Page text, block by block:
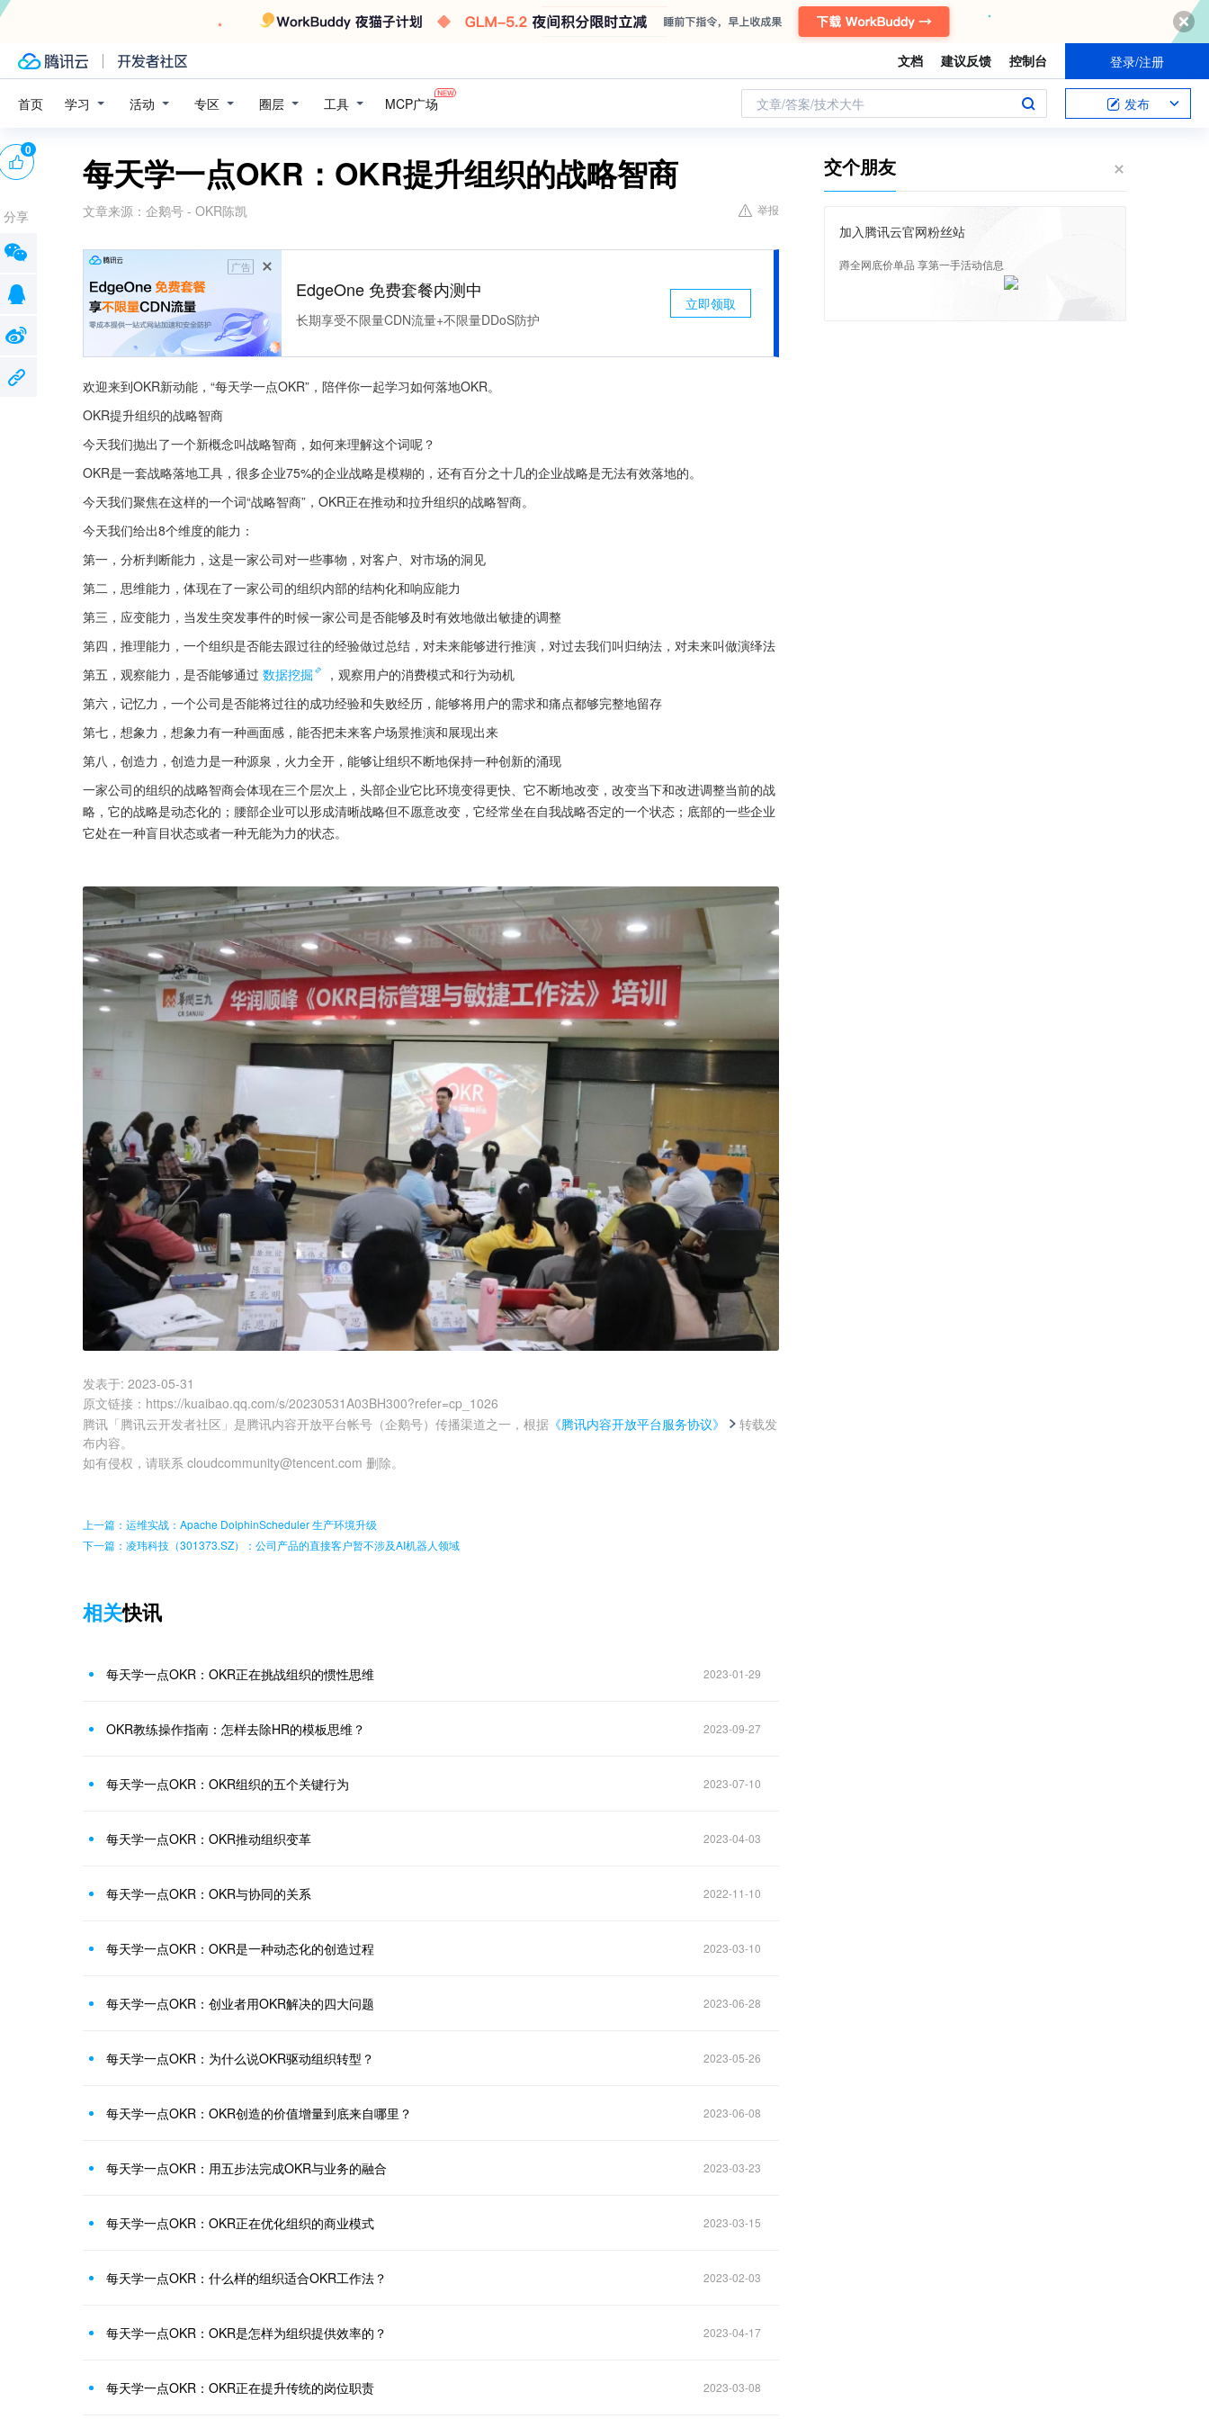
文档 建议反馈 控制台 登录/注册
首页 学习 活动 专区 圈层 工具 MCP广场 文章/答案/技术大牛 发布
每天学一点OKR：OKR提升组织的战略智商
文章来源： 企鹅号 - OKR陈凯 举报
广告
EdgeOne 免费套餐内测中
长期享受不限量CDN流量+不限量DDoS防护
立即领取
欢迎来到OKR新动能，“每天学一点OKR”，陪伴你一起学习如何落地OKR。
OKR提升组织的战略智商
今天我们抛出了一个新概念叫战略智商，如何来理解这个词呢？
OKR是一套战略落地工具，很多企业75%的企业战略是模糊的，还有百分之十几的企业战略是无法有效落地的。
今天我们聚焦在这样的一个词“战略智商”，OKR正在推动和拉升组织的战略智商。
今天我们给出8个维度的能力：
第一，分析判断能力，这是一家公司对一些事物，对客户、对市场的洞见
第二，思维能力，体现在了一家公司的组织内部的结构化和响应能力
第三，应变能力，当发生突发事件的时候一家公司是否能够及时有效地做出敏捷的调整
第四，推理能力，一个组织是否能去跟过往的经验做过总结，对未来能够进行推演，对过去我们叫归纳法，对未来叫做演绎法
第五，观察能力，是否能够通过 数据挖掘
，观察用户的消费模式和行为动机
第六，记忆力，一个公司是否能将过往的成功经验和失败经历，能够将用户的需求和痛点都够完整地留存
第七，想象力，想象力有一种画面感，能否把未来客户场景推演和展现出来
第八，创造力，创造力是一种源泉，火力全开，能够让组织不断地保持一种创新的涌现
一家公司的组织的战略智商会体现在三个层次上，头部企业它比环境变得更快、它不断地改变，改变当下和改进调整当前的战
略，它的战略是动态化的；腰部企业可以形成清晰战略但不愿意改变，它经常坐在自我战略否定的一个状态；底部的一些企业
它处在一种盲目状态或者一种无能为力的状态。
发表于: 2023-05-31
原文链接 ： https://kuaibao.qq.com/s/20230531A03BH300?refer=cp_1026
腾讯「腾讯云开发者社区」是腾讯内容开放平台帐号（企鹅号）传播渠道之一，根据 《腾讯内容开放平台服务协议》
转载发
布内容。
如有侵权，请联系 cloudcommunity@tencent.com 删除。
0
分享
上一篇：运维实战：Apache DolphinScheduler 生产环境升级
下一篇：凌玮科技（301373.SZ）：公司产品的直接客户暂不涉及AI机器人领域
相关快讯
每天学一点OKR：OKR正在挑战组织的惯性思维 2023-01-29
OKR教练操作指南：怎样去除HR的模板思维？ 2023-09-27
每天学一点OKR：OKR组织的五个关键行为 2023-07-10
每天学一点OKR：OKR推动组织变革 2023-04-03
每天学一点OKR：OKR与协同的关系 2022-11-10
每天学一点OKR：OKR是一种动态化的创造过程 2023-03-10
每天学一点OKR：创业者用OKR解决的四大问题 2023-06-28
每天学一点OKR：为什么说OKR驱动组织转型？ 2023-05-26
每天学一点OKR：OKR创造的价值增量到底来自哪里？ 2023-06-08
每天学一点OKR：用五步法完成OKR与业务的融合 2023-03-23
每天学一点OKR：OKR正在优化组织的商业模式 2023-03-15
每天学一点OKR：什么样的组织适合OKR工作法？ 2023-02-03
每天学一点OKR：OKR是怎样为组织提供效率的？ 2023-04-17
每天学一点OKR：OKR正在提升传统的岗位职责 2023-03-08
交个朋友
加入腾讯云官网粉丝站
蹲全网底价单品 享第一手活动信息